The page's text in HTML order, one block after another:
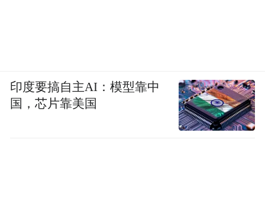
印度要搞自主AI：模型靠中
国，芯片靠美国